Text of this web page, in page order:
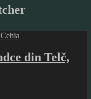
din Telč,